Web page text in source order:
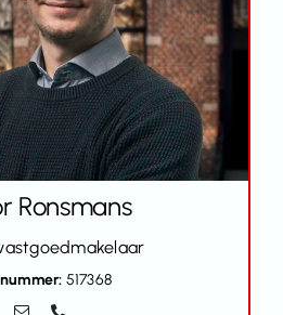
Ronsmans
517368